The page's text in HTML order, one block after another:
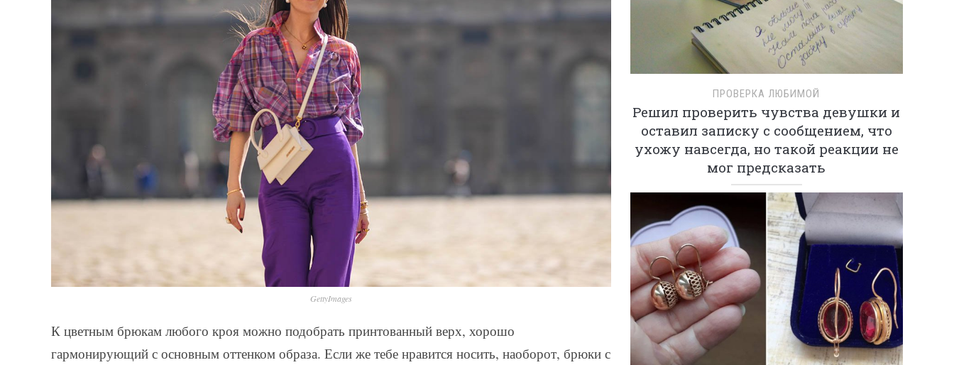
GettyImages
К цветным брюкам любого кроя можно подобрать принтованный верх, хорошо
гармонирующий с основным оттенком образа. Если же тебе нравится носить, наоборот, брюки с
ПРОВЕРКА ЛЮБИМОЙ
Решил проверить чувства девушки и
оставил записку с сообщением, что
ухожу навсегда, но такой реакции не
мог предсказать